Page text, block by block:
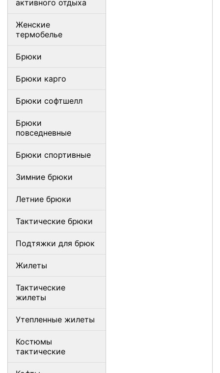
активного отдыха
Женские
термобелье
Брюки
Брюки карго
Брюки софтшелл
Брюки
повседневные
Брюки спортивные
Зимние брюки
Летние брюки
Тактические брюки
Подтяжки для брюк
Жилеты
Тактические
жилеты
Утепленные жилеты
Костюмы
тактические